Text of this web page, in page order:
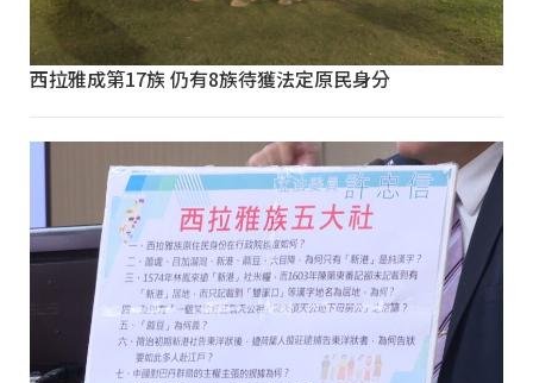
西拉雅成第17族 仍有8族待獲法定原民身分